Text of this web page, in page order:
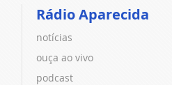
Rádio Aparecida
notícias
ouça ao vivo
podcast